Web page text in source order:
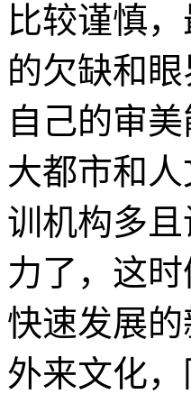
比较谨慎
的欠缺和
自己的审
大都市和
训机构多
力了，这
快速发展
外来文化